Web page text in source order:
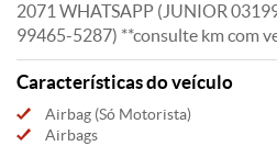
2071 WHATSAPP (JUNIOR
99465-5287) **consulte km com
Características do veículo
Airbag (Só Motorista)
Airbags